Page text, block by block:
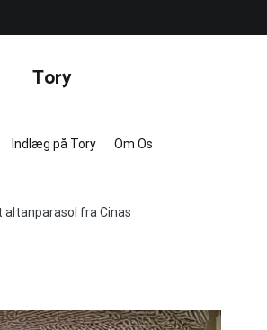
Tory
Indlæg på Tory Om Os
altanparasol fra Cinas